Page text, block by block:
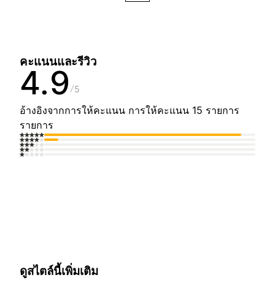
คะแนนและรีวิว
4.9 5
อ้างอิงจากการให้คะแนน การให้คะแนน 15 รายการ
รายการ
ดูสไตล์นี้เพิ่มเติม